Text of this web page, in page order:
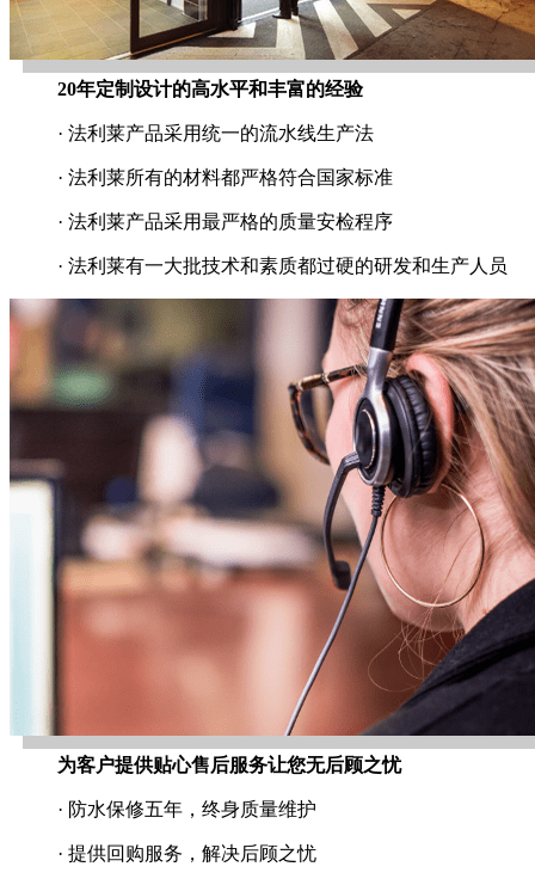
20年定制设计的高水平和丰富的经验
· 法利莱产品采用统一的流水线生产法
· 法利莱所有的材料都严格符合国家标准
· 法利莱产品采用最严格的质量安检程序
· 法利莱有一大批技术和素质都过硬的研发和生产人员
为客户提供贴心售后服务让您无后顾之忧
· 防水保修五年，终身质量维护
· 提供回购服务，解决后顾之忧